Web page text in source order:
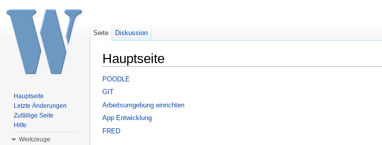
Hauptseite
POODLE
GIT
Arbeitsumgebung einrichten
App Entwicklung
FRED
Seite Diskussion
Hauptseite
Letzte Änderungen
Zufällige Seite
Hilfe
Werkzeuge